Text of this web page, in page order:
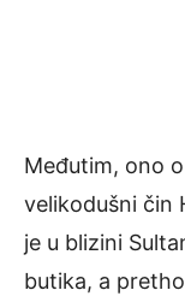
Međutim, ono
velikodušni čin
je u blizini
butika, a